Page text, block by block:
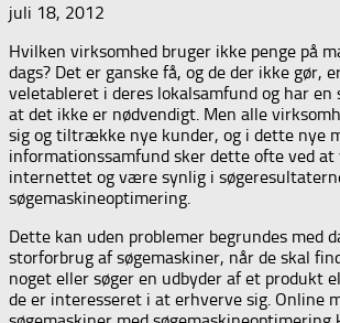
juli 18, 2012
Hvilken virksomhed bruger ikke penge på
dags? Det er ganske få, og de der ikke gør,
veletableret i deres lokalsamfund og har en
at det ikke er nødvendigt. Men alle
sig og tiltrække nye kunder, og i dette nye
informationssamfund sker dette ofte ved
internettet og være synlig i
søgemaskineoptimering.
Dette kan uden problemer begrundes med
storforbrug af søgemaskiner, når de skal
noget eller søger en udbyder af et produkt
de er interesseret i at erhverve sig. Online